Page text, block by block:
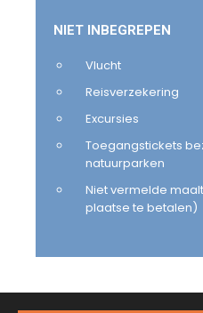
NIET INBEGREPEN
Vlucht
Reisverzekering
Excursies
Toegangstickets
natuurparken
Niet vermelde
plaatse te betalen)